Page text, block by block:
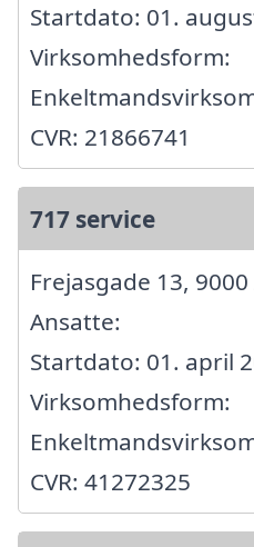
Startdato: 01.
Virksomhedsform:
CVR: 21866741
717 service
Frejasgade 13,
Ansatte:
Startdato: 01. april
Virksomhedsform:
CVR: 41272325